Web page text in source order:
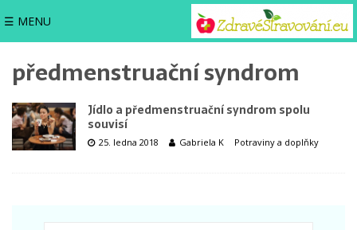
☰ MENU
předmenstruační syndrom
Jídlo a předmenstruační syndrom spolu
souvisí
25. ledna 2018 Gabriela K Potraviny a doplňky